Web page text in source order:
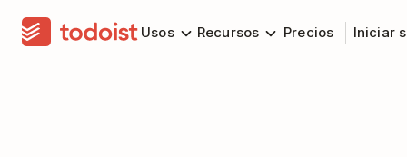
Usos Recursos Precios Iniciar